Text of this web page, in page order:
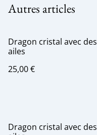
Autres articles
Dragon cristal avec des
ailes
25,00 €
Dragon cristal avec des